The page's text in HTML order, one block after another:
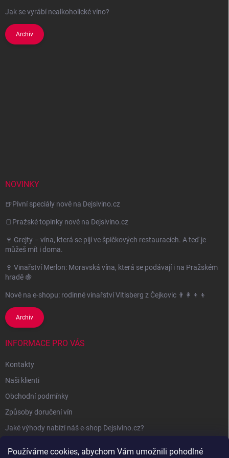
Používáme cookies, abychom Vám umožnili pohodlné
Jak se vyrábí nealkoholické víno?
Archiv
NOVINKY
🍺Pivní speciály nově na Dejsivino.cz
🍞Pražské topinky nově na Dejsivino.cz
🍷 Grejty – vína, která se pijí ve špičkových restauracích. A teď je
můžeš mít i doma.
🍷 Vinařství Merlon: Moravská vína, která se podávají i na Pražském
hradě 🍇
Nově na e-shopu: rodinné vinařství Vitisberg z Čejkovic 👨‍👩‍👦‍👦
Archiv
INFORMACE PRO VÁS
Kontakty
Naši klienti
Obchodní podmínky
Způsoby doručení vín
Jaké výhody nabízí náš e-shop Dejsivino.cz?